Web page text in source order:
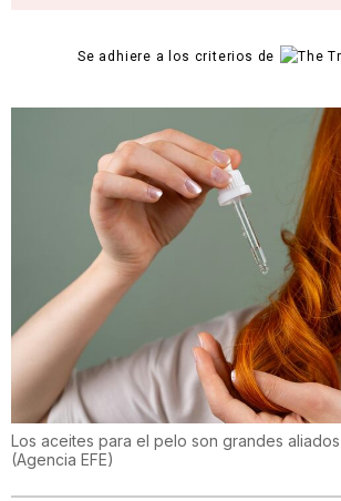
Se adhiere a los criterios de
Los aceites para el pelo son grandes
(Agencia EFE)